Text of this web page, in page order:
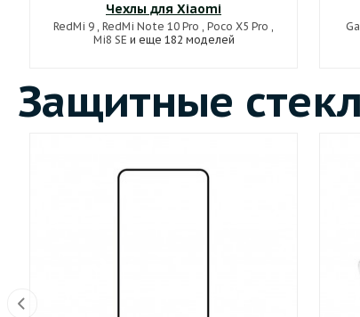
Чехлы для Xiaomi
RedMi 9 , RedMi Note 10 Pro , Poco X5 Pro ,
Mi8 SE и еще 182 моделей
Защитные